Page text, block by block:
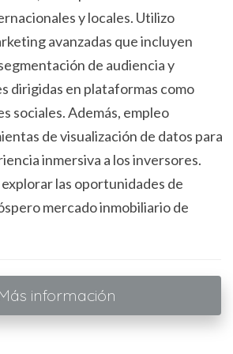
tipo de ahorro desarrollan hábitos
a largo plazo. La planificación y la
son habilidades que, sin duda,
tanto para la administración de su
inversiones financieras.
pago inicial alto
ofrece múltiples beneficios que
del propietario. Aquí se
clave:
un pago inicial mayor, lo que puede
significativos a lo largo del
y locales. Utilizo
avanzadas que incluyen
de audiencia y
dirigidas en plataformas como
sociales. Además, empleo
de visualización de datos para
inmersiva a los inversores.
las oportunidades de
mercado inmobiliario de
información